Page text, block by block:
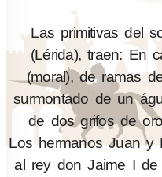
Las primitivas del
(Lérida), traen: En
(moral), de ramas
surmontado de un
de dos grifos de
Los hermanos Juan y
al rey don Jaime I